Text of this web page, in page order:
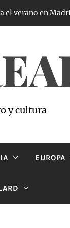
en Madrid
y cultura
EUROPA